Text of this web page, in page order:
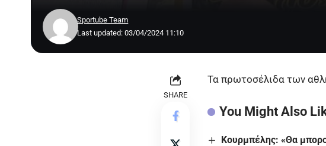
Last updated: 03/04/2024 11:10
Sportube Team
SHARE
Τα πρωτοσέλιδα των
You Might Also
Κουρμπέλης: «Θα